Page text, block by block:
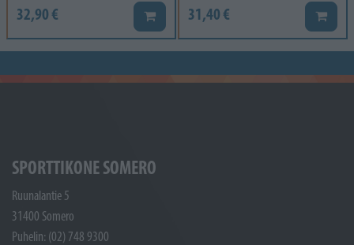
32,90 € Lisää koriin31,40 € Lisää
SPORTTIKONE SOMERO
Ruunalantie 5
31400 Somero
Puhelin: (02) 748 9300